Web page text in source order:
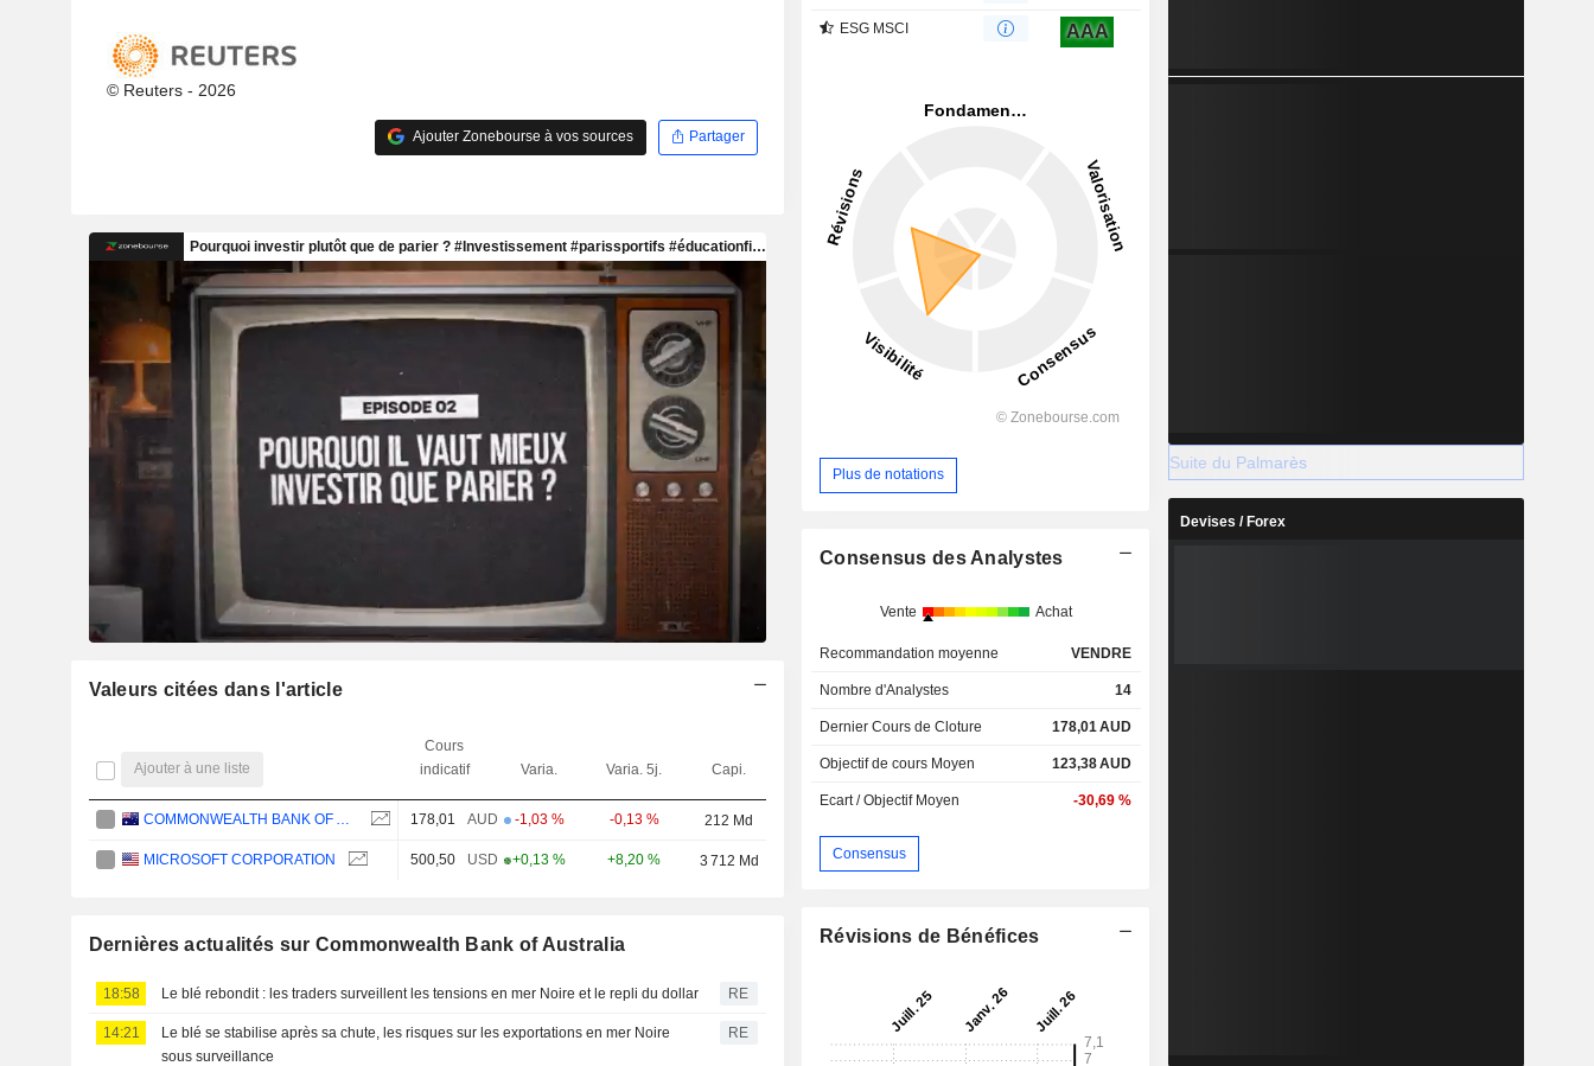
© Reuters - 2026
Ajouter Zonebourse à vos sources Partager
Valeurs citées dans l'article
Ajouter à une liste
Cours
indicatif
Varia. Varia. 5j. Capi.
178,01 AUD -1,03 % -0,13 % 212 Md
MICROSOFT CORPORATION 500,50 USD +0,13 % +8,20 % 3 712 Md
Dernières actualités sur Commonwealth Bank of Australia
18:58 Le blé rebondit : les traders surveillent les tensions en mer Noire et le repli du dollar RE
14:21
Le blé se stabilise après sa chute, les risques sur les exportations en mer Noire
sous surveillance
RE
ESG MSCI AAA
Plus de notations
Consensus des Analystes
Vente Achat
Recommandation moyenne VENDRE
Nombre d'Analystes 14
Dernier Cours de Cloture 178,01AUD
Objectif de cours Moyen 123,38AUD
Ecart / Objectif Moyen -30,69 %
Consensus
Révisions de Bénéfices
Suite du Palmarès
Devises / Forex